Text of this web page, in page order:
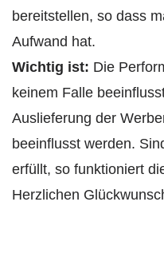
bereitstellen, so dass
Aufwand hat.
Wichtig ist: Die
keinem Falle
Auslieferung der
beeinflusst werden.
erfüllt, so funktioniert
Herzlichen